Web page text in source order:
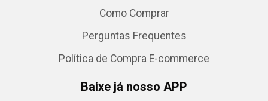
Como Comprar
Perguntas Frequentes
Política de Compra E-commerce
Baixe já nosso APP